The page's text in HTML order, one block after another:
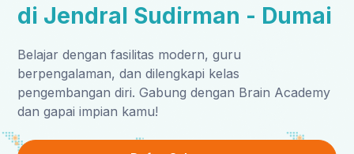
di Jendral Sudirman - Dumai
Belajar dengan fasilitas modern, guru
berpengalaman, dan dilengkapi kelas
pengembangan diri. Gabung dengan Brain Academy
dan gapai impian kamu!